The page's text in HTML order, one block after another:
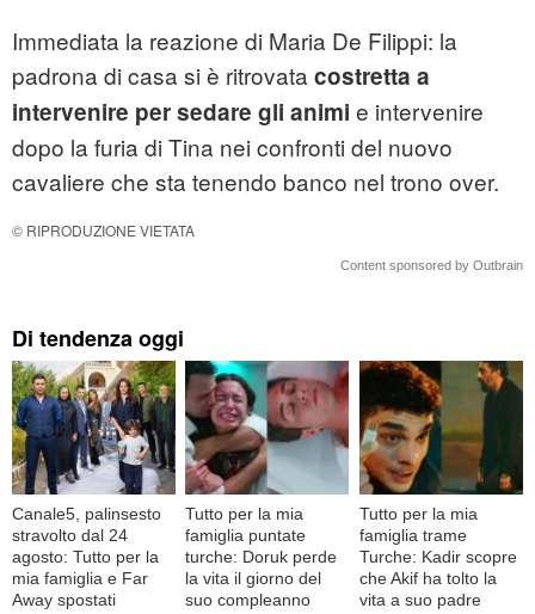
Immediata la reazione di Maria De Filippi: la
padrona di casa si è ritrovata costretta a
intervenire per sedare gli animi e intervenire
dopo la furia di Tina nei confronti del nuovo
cavaliere che sta tenendo banco nel trono over.
© RIPRODUZIONE VIETATA
Content sponsored by Outbrain
Di tendenza oggi
Canale5, palinsesto
stravolto dal 24
agosto: Tutto per la
mia famiglia e Far
Away spostati
Tutto per la mia
famiglia puntate
turche: Doruk perde
la vita il giorno del
suo compleanno
Tutto per la mia
famiglia trame
Turche: Kadir scopre
che Akif ha tolto la
vita a suo padre